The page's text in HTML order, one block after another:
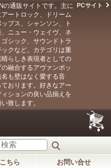
の通販サイトです。主に
ートロック、ドリーム
プス、シャンソン、ト
ニュー・ウェイヴ、ネ
シック、サウンドトラ
クなど。カテゴリは重
らしき表現者としての
融合するアヴァンポッ
も壁はなく愛する音
おります。好きなアー
ションの良い品揃えを
致します。
PCサイト
ちら お問い合せ